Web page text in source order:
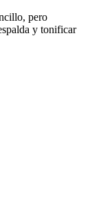
pero
y tonificar